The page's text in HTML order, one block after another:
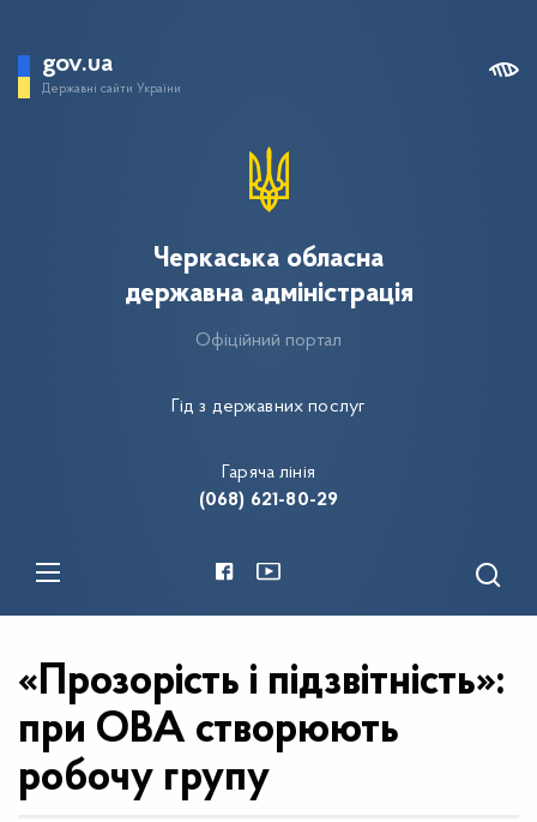
gov.ua
Державні сайти України
Гід з державних послуг
Черкаська обласна
державна адміністрація
Офіційний портал
Гаряча лінія
(068) 621-80-29
«Прозорість і підзвітність»:
при ОВА створюють
робочу групу